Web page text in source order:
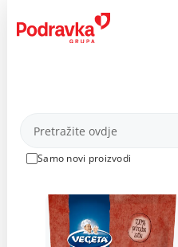
content
Proizvodi
Samo novi proizvodi